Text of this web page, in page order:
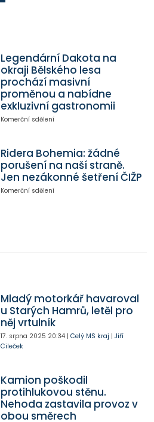
Legendární Dakota na
okraji Bělského lesa
prochází masivní
proměnou a nabídne
exkluzivní gastronomii
Komerční sdělení
Ridera Bohemia: žádné
porušení na naší straně.
Jen nezákonné šetření ČIŽP
Komerční sdělení
Mladý motorkář havaroval
u Starých Hamrů, letěl pro
něj vrtulník
17. srpna 2025 20:34| Celý MS kraj | Jiří
Cileček
Kamion poškodil
protihlukovou stěnu.
Nehoda zastavila provoz v
obou směrech